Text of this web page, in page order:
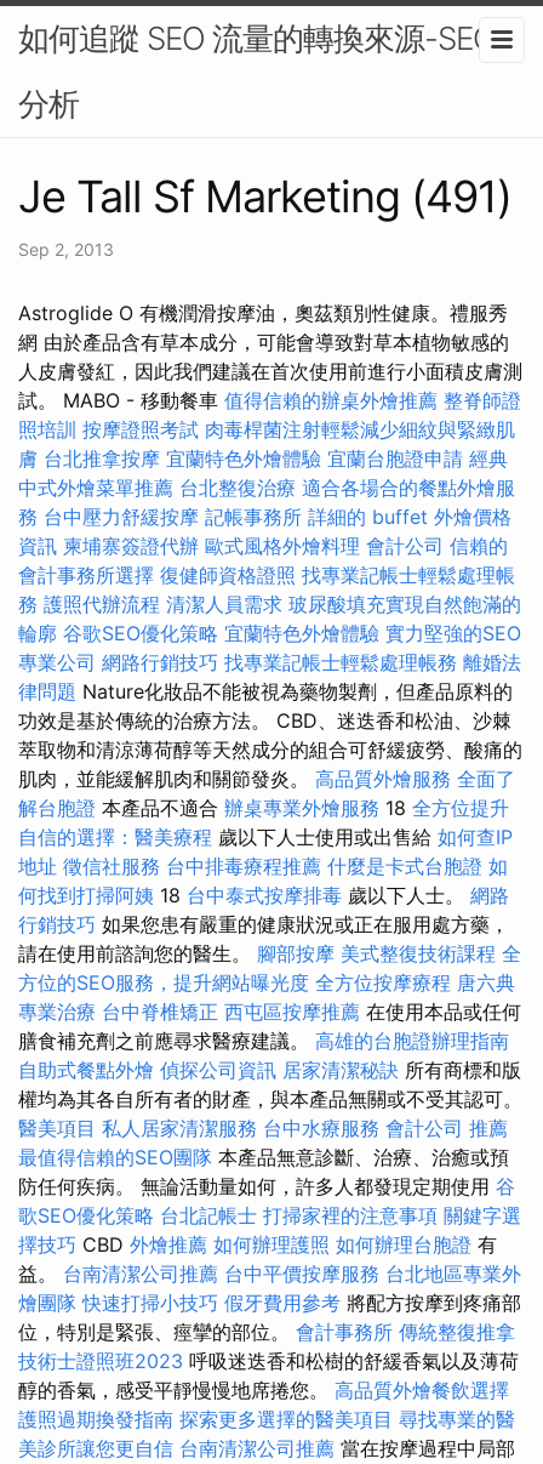
如何追蹤 SEO 流量的轉換來源-SEO
分析
Je Tall Sf Marketing (491)
Sep 2, 2013
Astroglide O 有機潤滑按摩油，奧茲類別性健康。禮服秀
網 由於產品含有草本成分，可能會導致對草本植物敏感的
人皮膚發紅，因此我們建議在首次使用前進行小面積皮膚測
試。 MABO - 移動餐車 值得信賴的辦桌外燴推薦 整脊師證
照培訓 按摩證照考試 肉毒桿菌注射輕鬆減少細紋與緊緻肌
膚 台北推拿按摩 宜蘭特色外燴體驗 宜蘭台胞證申請 經典
中式外燴菜單推薦 台北整復治療 適合各場合的餐點外燴服
務 台中壓力舒緩按摩 記帳事務所 詳細的 buffet 外燴價格
資訊 柬埔寨簽證代辦 歐式風格外燴料理 會計公司 信賴的
會計事務所選擇 復健師資格證照 找專業記帳士輕鬆處理帳
務 護照代辦流程 清潔人員需求 玻尿酸填充實現自然飽滿的
輪廓 谷歌SEO優化策略 宜蘭特色外燴體驗 實力堅強的SEO
專業公司 網路行銷技巧 找專業記帳士輕鬆處理帳務 離婚法
律問題 Nature化妝品不能被視為藥物製劑，但產品原料的
功效是基於傳統的治療方法。 CBD、迷迭香和松油、沙棘
萃取物和清涼薄荷醇等天然成分的組合可舒緩疲勞、酸痛的
肌肉，並能緩解肌肉和關節發炎。 高品質外燴服務 全面了
解台胞證 本產品不適合 辦桌專業外燴服務 18 全方位提升
自信的選擇：醫美療程 歲以下人士使用或出售給 如何查IP
地址 徵信社服務 台中排毒療程推薦 什麼是卡式台胞證 如
何找到打掃阿姨 18 台中泰式按摩排毒 歲以下人士。 網路
行銷技巧 如果您患有嚴重的健康狀況或正在服用處方藥，
請在使用前諮詢您的醫生。 腳部按摩 美式整復技術課程 全
方位的SEO服務，提升網站曝光度 全方位按摩療程 唐六典
專業治療 台中脊椎矯正 西屯區按摩推薦 在使用本品或任何
膳食補充劑之前應尋求醫療建議。 高雄的台胞證辦理指南
自助式餐點外燴 偵探公司資訊 居家清潔秘訣 所有商標和版
權均為其各自所有者的財產，與本產品無關或不受其認可。
醫美項目 私人居家清潔服務 台中水療服務 會計公司 推薦
最值得信賴的SEO團隊 本產品無意診斷、治療、治癒或預
防任何疾病。 無論活動量如何，許多人都發現定期使用 谷
歌SEO優化策略 台北記帳士 打掃家裡的注意事項 關鍵字選
擇技巧 CBD 外燴推薦 如何辦理護照 如何辦理台胞證 有
益。 台南清潔公司推薦 台中平價按摩服務 台北地區專業外
燴團隊快速打掃小技巧 假牙費用參考 將配方按摩到疼痛部
位，特別是緊張、痙攣的部位。 會計事務所 傳統整復推拿
技術士證照班2023 呼吸迷迭香和松樹的舒緩香氣以及薄荷
醇的香氣，感受平靜慢慢地席捲您。 高品質外燴餐飲選擇
護照過期換發指南 探索更多選擇的醫美項目 尋找專業的醫
美診所讓您更自信 台南清潔公司推薦 當在按摩過程中局部